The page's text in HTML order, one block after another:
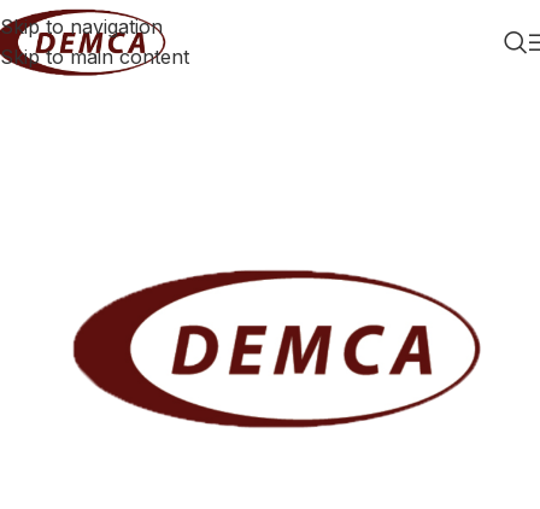
Skip to navigation
Skip to main content